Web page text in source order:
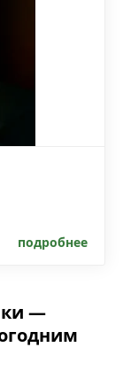
подробнее
—